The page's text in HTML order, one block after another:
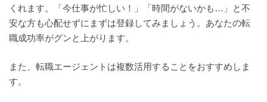
くれます。「今仕事が忙しい！」「時間がないかも…」と不
安な方も心配せずにまずは登録してみましょう。あなたの転
職成功率がグンと上がります。
また、転職エージェントは複数活用することをおすすめしま
す。